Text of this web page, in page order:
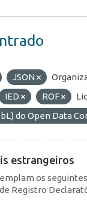
JSON
IED ROF
do Open Data
estrangeiros
os
Registro